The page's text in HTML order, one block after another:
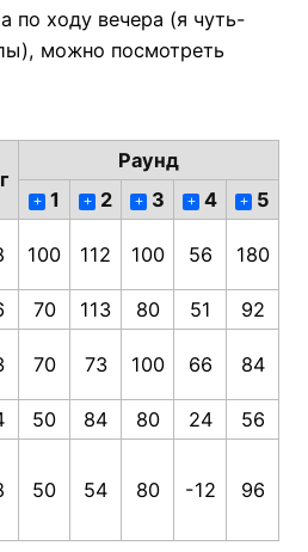
по ходу вечера (я чуть-
можно посмотреть
Раунд
+ 1 + 2 + 3 + 4 +
5
100 112 100 56 180
70 113 80 51
92
70 73 100 66 84
50 84 80 24
56
50 54 80 -12 96